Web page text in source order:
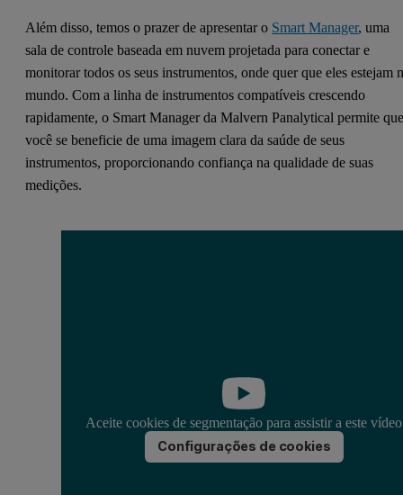
Além disso, temos o prazer de apresentar o Smart Manager, uma
sala de controle baseada em nuvem projetada para conectar e
monitorar todos os seus instrumentos, onde quer que eles estejam
mundo. Com a linha de instrumentos compatíveis crescendo
rapidamente, o Smart Manager da Malvern Panalytical permite
você se beneficie de uma imagem clara da saúde de seus
instrumentos, proporcionando confiança na qualidade de suas
medições.
Aceite cookies de segmentação para assistir a este vídeo
Configurações de cookies